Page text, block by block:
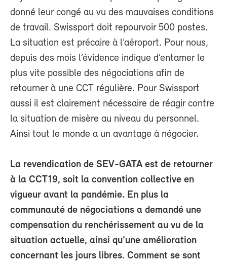
donné leur congé au vu des mauvaises conditions
de travail. Swissport doit repourvoir 500 postes.
La situation est précaire à l’aéroport. Pour nous,
depuis des mois l’évidence indique d’entamer le
plus vite possible des négociations afin de
retourner à une CCT régulière. Pour Swissport
aussi il est clairement nécessaire de réagir contre
la situation de misère au niveau du personnel.
Ainsi tout le monde a un avantage à négocier.
La revendication de SEV-GATA est de retourner
à la CCT19, soit la convention collective en
vigueur avant la pandémie. En plus la
communauté de négociations a demandé une
compensation du renchérissement au vu de la
situation actuelle, ainsi qu’une amélioration
concernant les jours libres. Comment se sont